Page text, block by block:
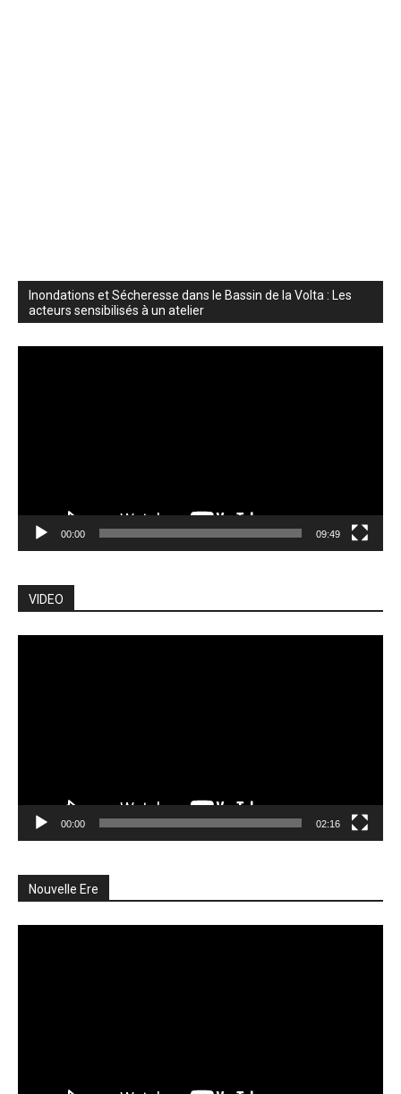
Inondations et Sécheresse dans le Bassin de la Volta : Les
acteurs sensibilisés à un atelier
00:00 09:49
VIDEO
00:00 02:16
Nouvelle Ere